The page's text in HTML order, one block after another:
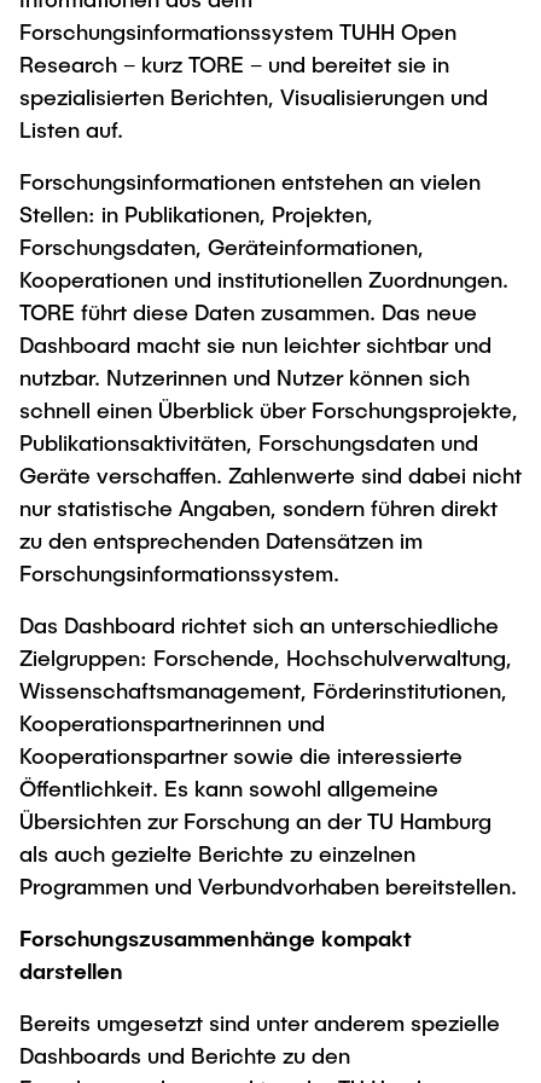
Lehre und Lernen
Best Practices Lehre
Hochschuldidaktik - ZLL
LearnING Center
Lehre im europäischen Verbund (ECIU)
WorkINGLab / Makerspace
Interdisziplinärer Workshop des FSP
„Biobasierte Prozesse und
Reaktortechnologien“
Forschung und Institute
Studienbereich FIT
Institute im Überblick
Forschungsinformationssystem TUHH Open
Research – kurz TORE – und bereitet sie in
spezialisierten Berichten, Visualisierungen und
Listen auf.
Forschungsinformationen entstehen an vielen
Stellen: in Publikationen, Projekten,
Forschungsdaten, Geräteinformationen,
Kooperationen und institutionellen Zuordnungen.
TORE führt diese Daten zusammen. Das neue
Dashboard macht sie nun leichter sichtbar und
nutzbar. Nutzerinnen und Nutzer können sich
schnell einen Überblick über Forschungsprojekte,
Publikationsaktivitäten, Forschungsdaten und
Geräte verschaffen. Zahlenwerte sind dabei nicht
nur statistische Angaben, sondern führen direkt
zu den entsprechenden Datensätzen im
Forschungsinformationssystem.
Das Dashboard richtet sich an unterschiedliche
Zielgruppen: Forschende, Hochschulverwaltung,
Wissenschaftsmanagement, Förderinstitutionen,
Kooperationspartnerinnen und
Kooperationspartner sowie die interessierte
Öffentlichkeit. Es kann sowohl allgemeine
Übersichten zur Forschung an der TU Hamburg
als auch gezielte Berichte zu einzelnen
Programmen und Verbundvorhaben bereitstellen.
Forschungszusammenhänge kompakt
darstellen
Bereits umgesetzt sind unter anderem spezielle
Dashboards und Berichte zu den